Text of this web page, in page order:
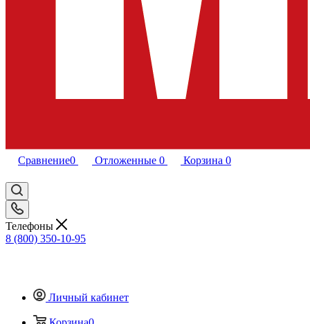
Сравнение0 Отложенные 0 Корзина 0
Телефоны
8 (800) 350-10-95
Личный кабинет